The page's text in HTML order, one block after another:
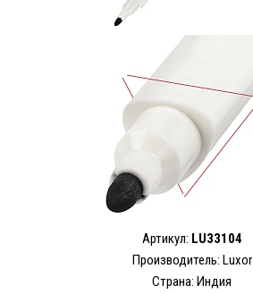
Артикул: LU33104
Производитель: Luxor
Страна: Индия